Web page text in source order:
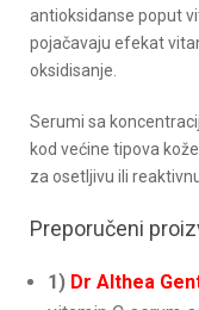
antioksidanse poput
pojačavaju efekat
oksidisanje.
Serumi sa
kod većine tipova
za osetljivu ili
Preporučeni
1) Dr Althea